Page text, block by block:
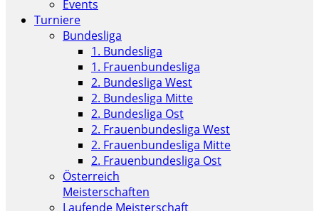
Events
Turniere
Bundesliga
1. Bundesliga
1. Frauenbundesliga
2. Bundesliga West
2. Bundesliga Mitte
2. Bundesliga Ost
2. Frauenbundesliga West
2. Frauenbundesliga Mitte
2. Frauenbundesliga Ost
Österreich
Meisterschaften
Laufende Meisterschaft